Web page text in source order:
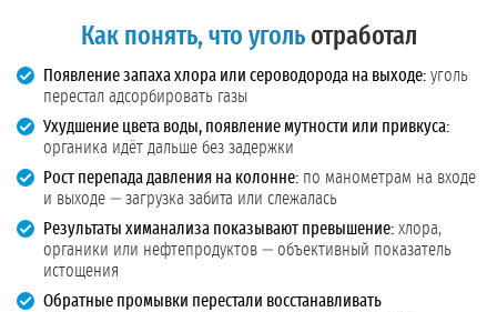
Как понять, что угольотработал
Появление запаха хлора или сероводорода на выходе: уголь
перестал адсорбировать газы
Ухудшение цвета воды, появление мутности или привкуса:
органика идёт дальше без задержки
Рост перепада давления на колонне: по манометрам на входе
и выходе — загрузка забита или слежалась
Результаты химанализа показывают превышение: хлора,
органики или нефтепродуктов — объективный показатель
истощения
Обратные промывки перестали восстанавливать